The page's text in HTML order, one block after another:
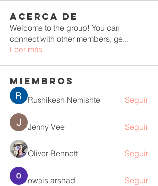
Acerca de
Welcome to the group! You can
connect with other members, ge...
Leer más
Miembros
Rushikesh Nemishte Seguir
Jenny Vee Seguir
Oliver Bennett Seguir
owais arshad Seguir